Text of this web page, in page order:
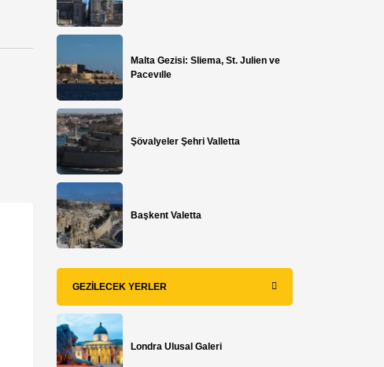
Malta Gezisi: Sliema, St. Julien ve
Pacevılle
Şövalyeler Şehri Valletta
Başkent Valetta
GEZILECEK YERLER
Londra Ulusal Galeri